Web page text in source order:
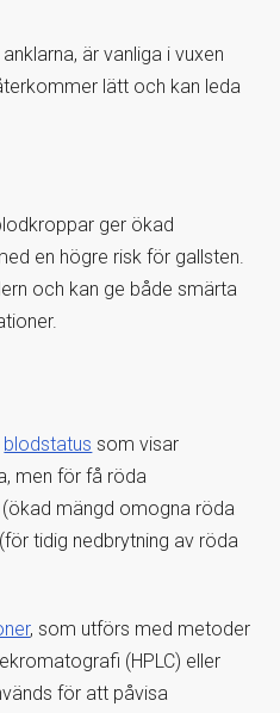
är vanliga i vuxen
lätt och kan leda
ger ökad
en högre risk för gallsten.
och kan ge både smärta
blodstatus som visar
men för få röda
(ökad mängd omogna röda
tidig nedbrytning av röda
, som utförs med metoder
(HPLC) eller
för att påvisa